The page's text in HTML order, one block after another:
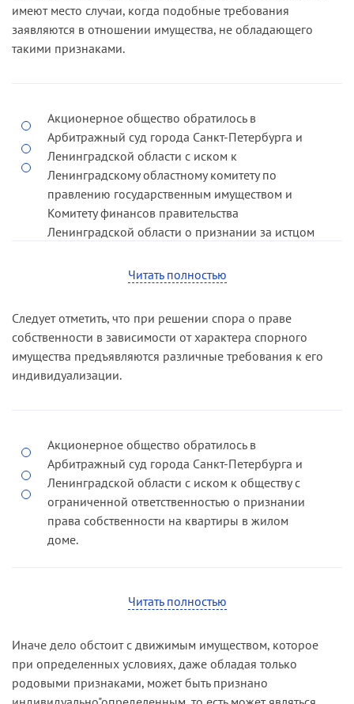
имеют место случаи, когда подобные требования
заявляются в отношении имущества, не обладающего
такими признаками.
Акционерное общество обратилось в
Арбитражный суд города Санкт-Петербурга и
Ленинградской области с иском к
Ленинградскому областному комитету по
правлению государственным имуществом и
Комитету финансов правительства
Ленинградской области о признании за истцом
определенной сумме, вложенные в
строительство комбината, как на инвестиции,
вложений.
Решением суда первой инстанции заявленные
акционерным обществом исковые требования
Отменяя состоявшиеся по делу судебные акты,
кассационная инстанция указала, что в
соответствии со статьей 209 ГК РФ право
собственности может быть признано только в
отношении индивидуально-определенной
Кроме того, суд кассационной инстанции
об инвестиционной деятельности инвесторы
приобретают права на владение, пользование и
распоряжение объектами капитальных
Читать полностью
Следует отметить, что при решении спора о праве
собственности в зависимости от характера спорного
имущества предъявляются различные требования к его
индивидуализации.
Акционерное общество обратилось в
Арбитражный суд города Санкт-Петербурга и
Ленинградской области с иском к обществу с
ограниченной ответственностью о признании
права собственности на квартиры в жилом
доме.
кассационная инстанция отметила, что право
собственности может быть признано на объекты,
реально существующие и имеющие
индивидуальные признаки. Истец не представил
Читать полностью
Иначе дело обстоит с движимым имуществом, которое
при определенных условиях, даже обладая только
родовыми признаками, может быть признано